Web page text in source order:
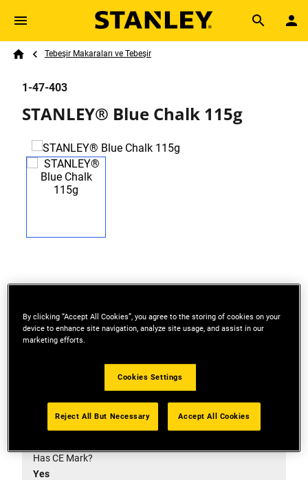
Skip to main content
Search
Breadcrumb
Tebeşir Makaraları ve Tebeşir
1-47-403
STANLEY® Blue Chalk 115g
Özellikler
Tebeşir Rengi
Has CE Mark?
Yes
By clicking “Accept All Cookies”, you agree to the storing of cookies on your
device to enhance site navigation, analyze site usage, and assist in our
marketing efforts.
Cookies Settings
Reject All But Necessary Accept All Cookies